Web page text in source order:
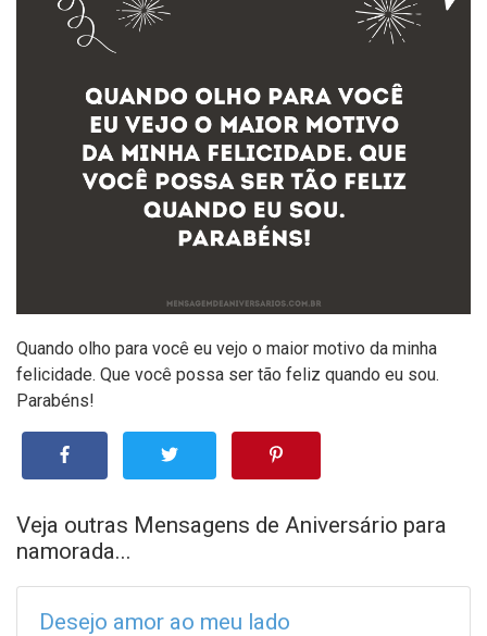
Quando olho para você eu vejo o maior motivo da minha
felicidade. Que você possa ser tão feliz quando eu sou.
Parabéns!
Veja outras Mensagens de Aniversário para
namorada...
Desejo amor ao meu lado